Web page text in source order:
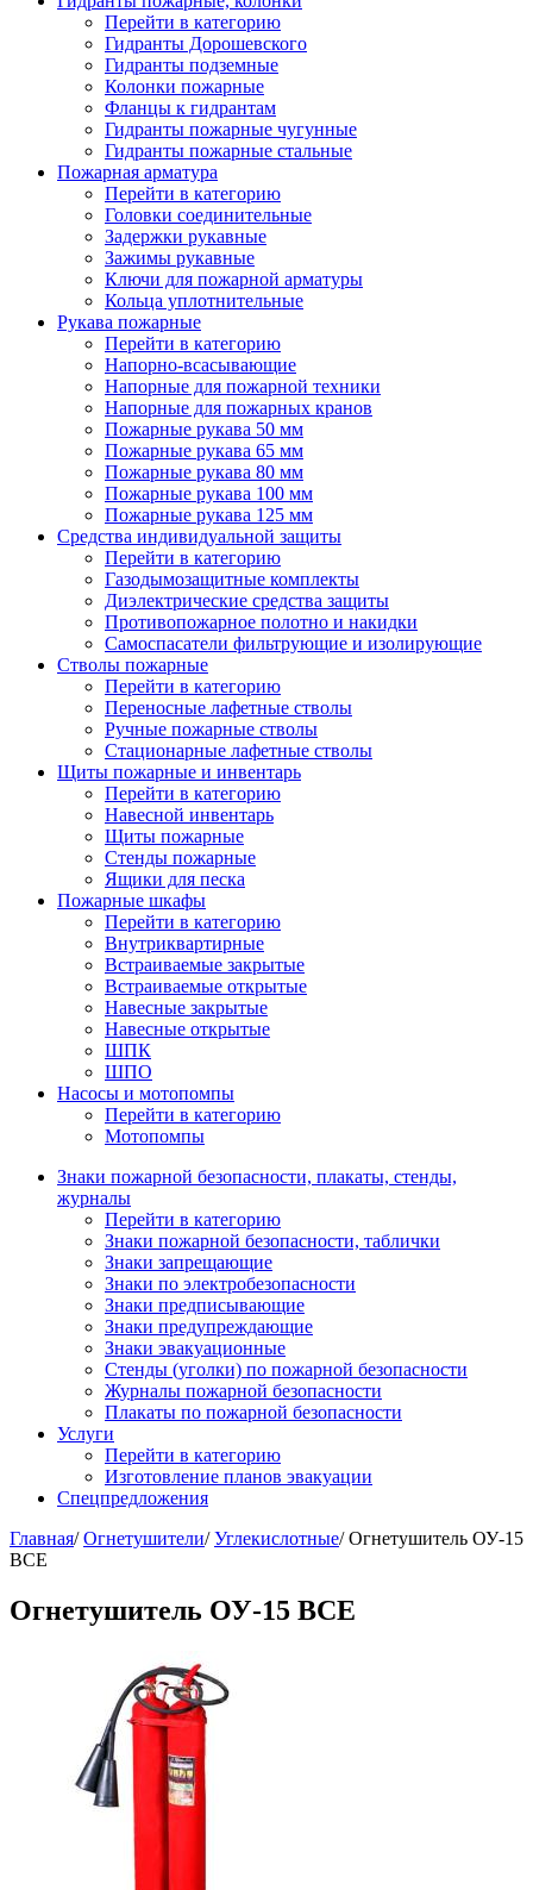
Перейти в категорию
Гидранты Дорошевского
Гидранты подземные
Колонки пожарные
Фланцы к гидрантам
Гидранты пожарные чугунные
Гидранты пожарные стальные
Пожарная арматура
Перейти в категорию
Головки соединительные
Задержки рукавные
Зажимы рукавные
Ключи для пожарной арматуры
Кольца уплотнительные
Рукава пожарные
Перейти в категорию
Напорно-всасывающие
Напорные для пожарной техники
Напорные для пожарных кранов
Пожарные рукава 50 мм
Пожарные рукава 65 мм
Пожарные рукава 80 мм
Пожарные рукава 100 мм
Пожарные рукава 125 мм
Средства индивидуальной защиты
Перейти в категорию
Газодымозащитные комплекты
Диэлектрические средства защиты
Противопожарное полотно и накидки
Самоспасатели фильтрующие и изолирующие
Стволы пожарные
Перейти в категорию
Переносные лафетные стволы
Ручные пожарные стволы
Стационарные лафетные стволы
Щиты пожарные и инвентарь
Перейти в категорию
Навесной инвентарь
Щиты пожарные
Стенды пожарные
Ящики для песка
Пожарные шкафы
Перейти в категорию
Внутриквартирные
Встраиваемые закрытые
Встраиваемые открытые
Навесные закрытые
Навесные открытые
ШПК
ШПО
Насосы и мотопомпы
Перейти в категорию
Мотопомпы
Знаки пожарной безопасности, плакаты, стенды,
журналы
Перейти в категорию
Знаки пожарной безопасности, таблички
Знаки запрещающие
Знаки по электробезопасности
Знаки предписывающие
Знаки предупреждающие
Знаки эвакуационные
Стенды (уголки) по пожарной безопасности
Журналы пожарной безопасности
Плакаты по пожарной безопасности
Услуги
Перейти в категорию
Изготовление планов эвакуации
Спецпредложения
Главная/Огнетушители/Углекислотные/ Огнетушитель ОУ-15
ВСЕ
Огнетушитель ОУ-15 ВСЕ